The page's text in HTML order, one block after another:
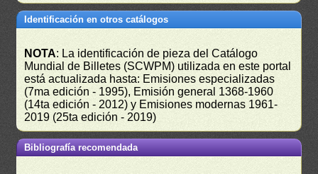
Identificación en otros catálogos
NOTA: La identificación de pieza del Catálogo
Mundial de Billetes (SCWPM) utilizada en este portal
está actualizada hasta: Emisiones especializadas
(7ma edición - 1995), Emisión general 1368-1960
(14ta edición - 2012) y Emisiones modernas 1961-
2019 (25ta edición - 2019)
Bibliografía recomendada